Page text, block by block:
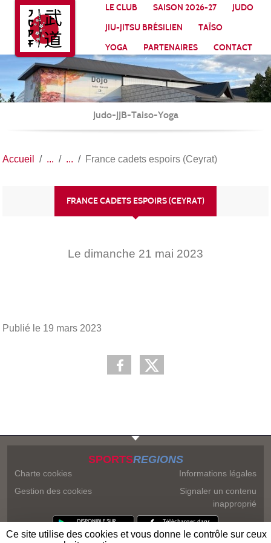
LE CLUB SAISON 2026-27
JUDO
JIU-JITSU BRÉSILIEN
TAÏSO
YOGA
PARTENAIRES CONTACT
Judo-JJB-Taiso-Yoga
Accueil France cadets espoirs (Ceyrat)
FRANCE CADETS ESPOIRS (CEYRAT)
Le dimanche 21 mai 2023
Publié le 19 mars 2023
SPORTSREGIONS
Charte cookies
Gestion des cookies
Informations légales
Signaler un contenu
inapproprié
Panneau de gestion des cookies
Ce site utilise des cookies et vous donne le contrôle sur ceux